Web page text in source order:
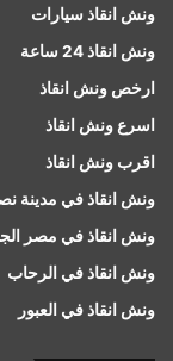
ونش انقاذ سيارات
ونش انقاذ 24 ساعة
ارخص ونش انقاذ
اسرع ونش انقاذ
اقرب ونش انقاذ
ونش انقاذ في مدينة
ونش انقاذ في مصر
ونش انقاذ في الرحاب
ونش انقاذ في العبور